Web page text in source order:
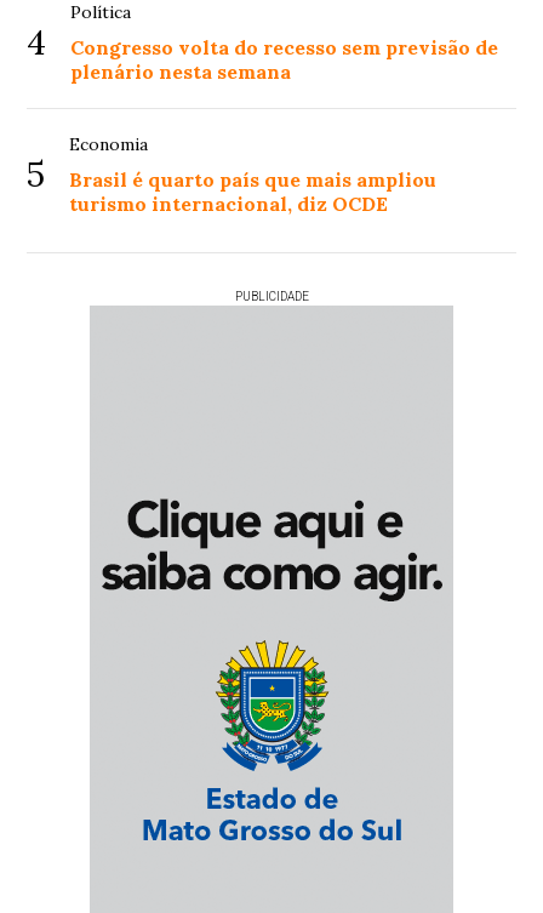
4
Política
Congresso volta do recesso sem previsão de
plenário nesta semana
5
Economia
Brasil é quarto país que mais ampliou
turismo internacional, diz OCDE
PUBLICIDADE